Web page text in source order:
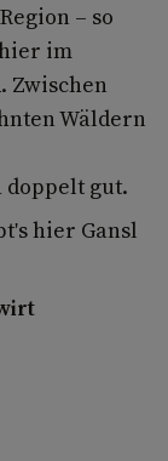
– so
im
Zwischen
Wäldern
doppelt gut.
hier Gansl